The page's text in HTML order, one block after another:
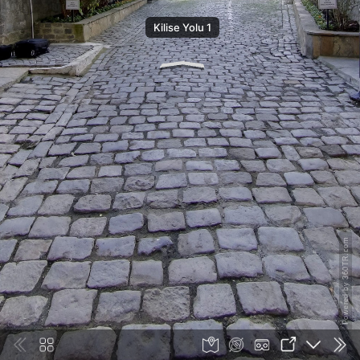
Kilise Yolu 1
Powered by 360TR.com